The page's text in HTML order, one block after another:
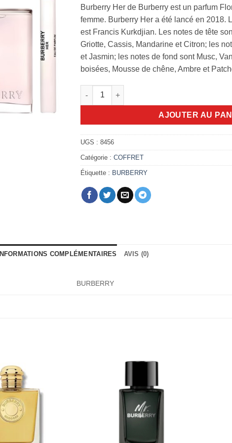
Burberry Her de Burberry est un parfum
femme. Burberry Her a été lancé en 2018.
est Francis Kurkdjian. Les notes de tête
Griotte, Cassis, Mandarine et Citron; les
et Jasmin; les notes de fond sont Musc,
boisées, Mousse de chêne, Ambre et
quantité de Coffret Travel 100ml+7.5ml
AJOUTER AU
UGS : 8456
Catégorie : COFFRET
Étiquette : BURBERRY
INFORMATIONS COMPLÉMENTAIRES AVIS (0)
BURBERRY